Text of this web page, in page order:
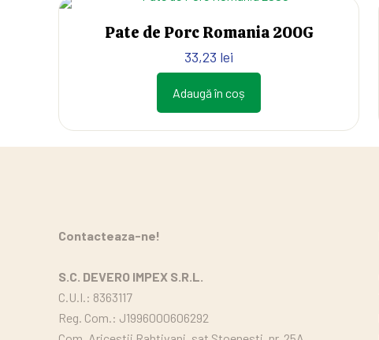
Pate de Porc Romania 200G
33,23 lei
Adaugă în coș
Contacteaza-ne!
S.C. DEVERO IMPEX S.R.L.
C.U.I.: 8363117
Reg. Com.: J1996000606292